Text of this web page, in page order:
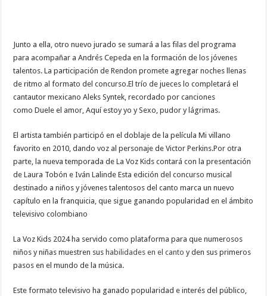
Junto a ella, otro nuevo jurado se sumará a las filas del programa
para acompañar a Andrés Cepeda en la formación de los jóvenes
talentos. La participación de Rendon promete agregar noches llenas
de ritmo al formato del concurso.El trío de jueces lo completará el
cantautor mexicano Aleks Syntek, recordado por canciones
como Duele el amor, Aquí estoy yo y Sexo, pudor y lágrimas.
El artista también participó en el doblaje de la película Mi villano
favorito en 2010, dando voz al personaje de Victor Perkins.Por otra
parte, la nueva temporada de La Voz Kids contará con la presentación
de Laura Tobón e Iván Lalinde Esta edición del concurso musical
destinado a niños y jóvenes talentosos del canto marca un nuevo
capítulo en la franquicia, que sigue ganando popularidad en el ámbito
televisivo colombiano
La Voz Kids 2024 ha servido como plataforma para que numerosos
niños y niñas muestren sus habilidades en el canto y den sus primeros
pasos en el mundo de la música.
Este formato televisivo ha ganado popularidad e interés del público,